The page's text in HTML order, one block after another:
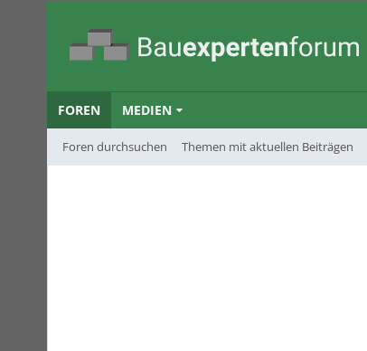
FOREN
Foren durchsuchen Themen mit aktuellen Beiträgen
MEDIEN